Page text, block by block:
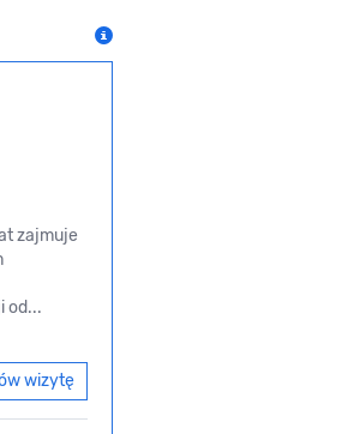
zajmuje
od...
wizytę